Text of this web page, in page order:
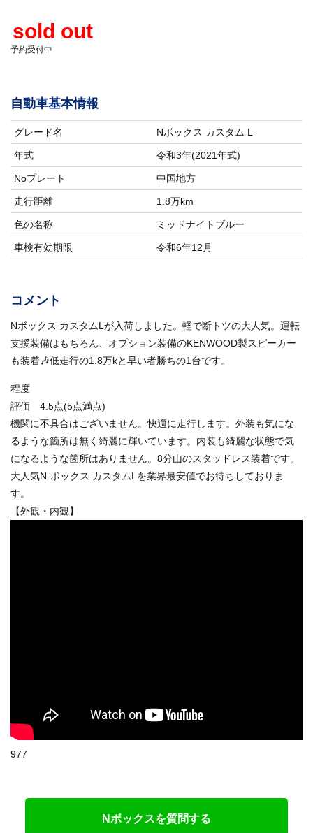
sold out
予約受付中
自動車基本情報
グレード名 Nボックス カスタム L
年式 令和3年(2021年式)
Noプレート 中国地方
走行距離 1.8万km
色の名称 ミッドナイトブルー
車検有効期限 令和6年12月
コメント
Nボックス カスタムLが入荷しました。軽で断トツの大人気。運転
支援装備はもちろん、オプション装備のKENWOOD製スピーカー
も装着🎶低走行の1.8万kと早い者勝ちの1台です。
程度
評価 4.5点(5点満点)
機関に不具合はございません。快適に走行します。外装も気にな
るような箇所は無く綺麗に輝いています。内装も綺麗な状態で気
になるような箇所はありません。8分山のスタッドレス装着です。
大人気N-ボックス カスタムLを業界最安値でお待ちしておりま
す。
【外観・内観】
977
Nボックスを質問する